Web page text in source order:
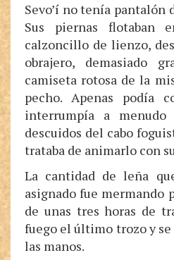
Sevo’í no tenía pantalón
Sus piernas flotaban
calzoncillo de lienzo,
obrajero, demasiado
camiseta rotosa de la
pecho. Apenas podía
interrumpía a
descuidos del cabo
trataba de animarlo con
La cantidad de leña
asignado fue mermando
de unas tres horas de
fuego el último trozo y
las manos.